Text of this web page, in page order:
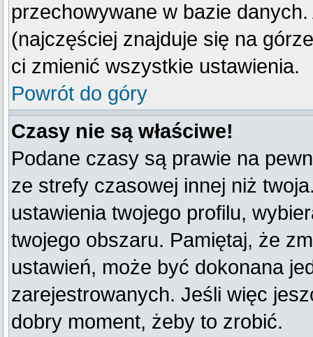
przechowywane w bazie
(najczęściej znajduje się na
ci zmienić wszystkie ustawienia.
Powrót do góry
Czasy nie są właściwe!
Podane czasy są prawie na
ze strefy czasowej innej niż
ustawienia twojego profilu,
twojego obszaru. Pamiętaj, że
ustawień, może być dokonana
zarejestrowanych. Jeśli więc
dobry moment, żeby to zrobić.